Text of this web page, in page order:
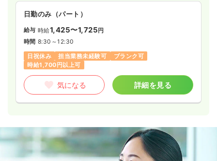
日勤のみ（パート）
給与 時給1,425〜1,725円
時間 8:30～12:30
日祝休み
担当業務未経験可
ブランク可
時給1,700円以上可
気になる 詳細を見る